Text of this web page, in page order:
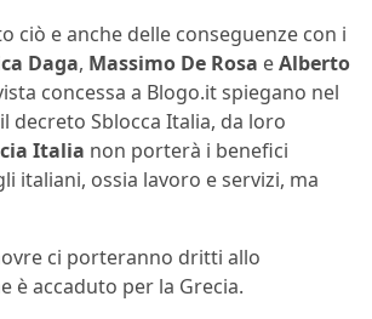
ciò e anche delle conseguenze con i
Daga, Massimo De Rosa eAlberto
concessa a Blogo.it spiegano nel
decreto Sblocca Italia, da loro
Italia non porterà i benefici
italiani, ossia lavoro e servizi, ma
ci porteranno dritti allo
è accaduto per la Grecia.